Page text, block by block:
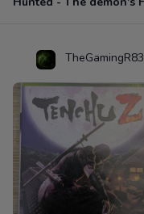
TheGamingR83